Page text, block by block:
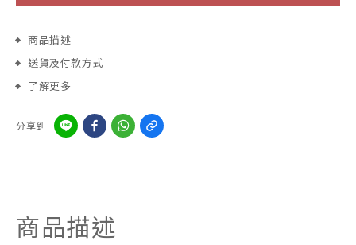
商品描述
送貨及付款方式
了解更多
分享到
商品描述